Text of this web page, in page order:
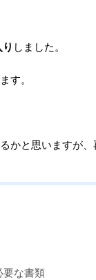
しました。
す。
と思いますが、
要な書類